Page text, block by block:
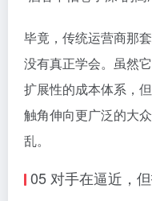
毕竟，传统运营商那
没有真正学会。虽然
扩展性的成本体系，
触角伸向更广泛的大
乱。
05 对手在逼近，